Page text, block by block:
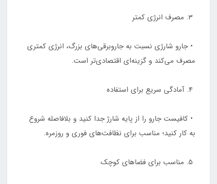
• جارو شارژی نسبت به جاروبرقی‌های بزرگ، انرژی کمتری
مصرف می‌کند و گزینه‌ای اقتصادی‌تر است.
• کافیست جارو را از پایه شارژ جدا کنید و بلافاصله شروع
به کار کنید؛ مناسب برای نظافت‌های فوری و روزمره.